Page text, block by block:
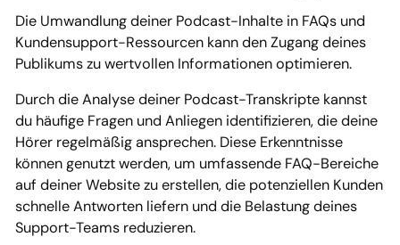
Die Umwandlung deiner Podcast-Inhalte in FAQs und
Kundensupport-Ressourcen kann den Zugang deines
Publikums zu wertvollen Informationen optimieren.
Durch die Analyse deiner Podcast-Transkripte kannst
du häufige Fragen und Anliegen identifizieren, die deine
Hörer regelmäßig ansprechen. Diese Erkenntnisse
können genutzt werden, um umfassende FAQ-Bereiche
auf deiner Website zu erstellen, die potenziellen Kunden
schnelle Antworten liefern und die Belastung deines
Support-Teams reduzieren.